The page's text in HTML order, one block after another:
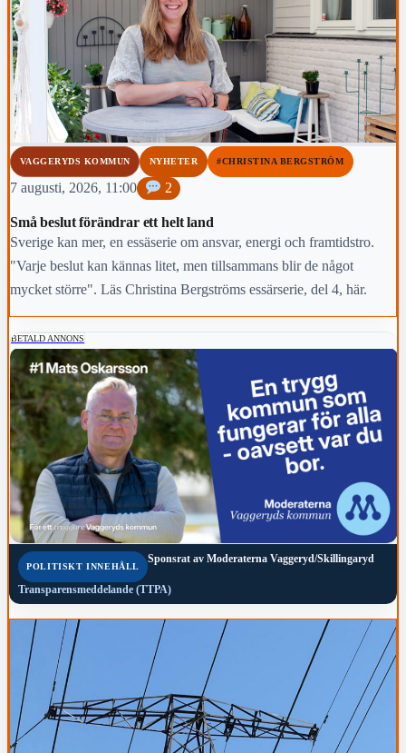
VAGGERYDS KOMMUN NYHETER #CHRISTINA BERGSTRÖM
7 augusti, 2026, 11:00 2
Små beslut förändrar ett helt land
Sverige kan mer, en essäserie om ansvar, energi och framtidstro.
"Varje beslut kan kännas litet, men tillsammans blir de något
mycket större". Läs Christina Bergströms essärserie, del 4, här.
BETALD ANNONS
POLITISKT INNEHÅLL
Sponsrat av Moderaterna Vaggeryd/Skillingaryd
Transparensmeddelande (TTPA)